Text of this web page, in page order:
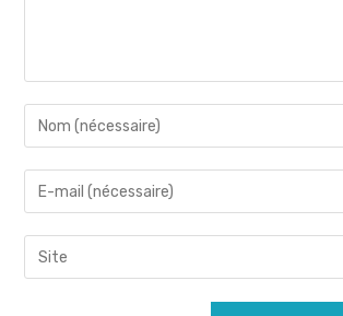
Enter
your
name
to
comment
Enter
your
email
address
Saisir
l’URL